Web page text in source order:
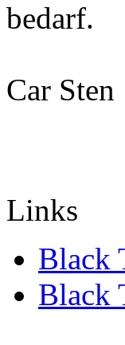
bedarf.
Car Sten
Links
Black
Black